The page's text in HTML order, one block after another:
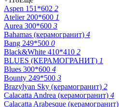
Aspen 151*602 2
Atelier 200*600 1
Aurea 300*600 3
Bahamas (керамогранит) 4
Bang 249*500 0
Black&White 410*410 2
BLUES (КЕРАМОГРАНИТ) 1
Blues 300*600 4
Bounty 249*500 3
Brazylyan Sky (керамогранит) 2
Calacatta Andrea (керамогранит) 4
Calacatta Arabesque (керамогранит)